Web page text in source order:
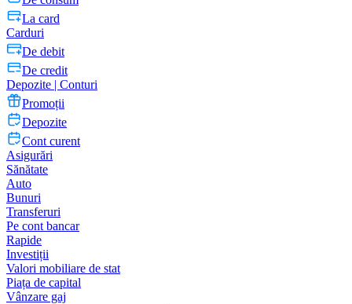
La card
Carduri
De debit
De credit
Depozite | Conturi
Promoții
Depozite
Cont curent
Asigurări
Sănătate
Auto
Bunuri
Transferuri
Pe cont bancar
Rapide
Investiții
Valori mobiliare de stat
Piața de capital
Vânzare gaj